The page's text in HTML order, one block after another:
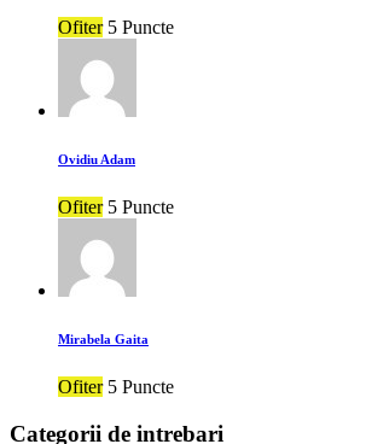
Ofiter 5 Puncte
Ovidiu Adam
Ofiter 5 Puncte
Mirabela Gaita
Ofiter 5 Puncte
Categorii de intrebari